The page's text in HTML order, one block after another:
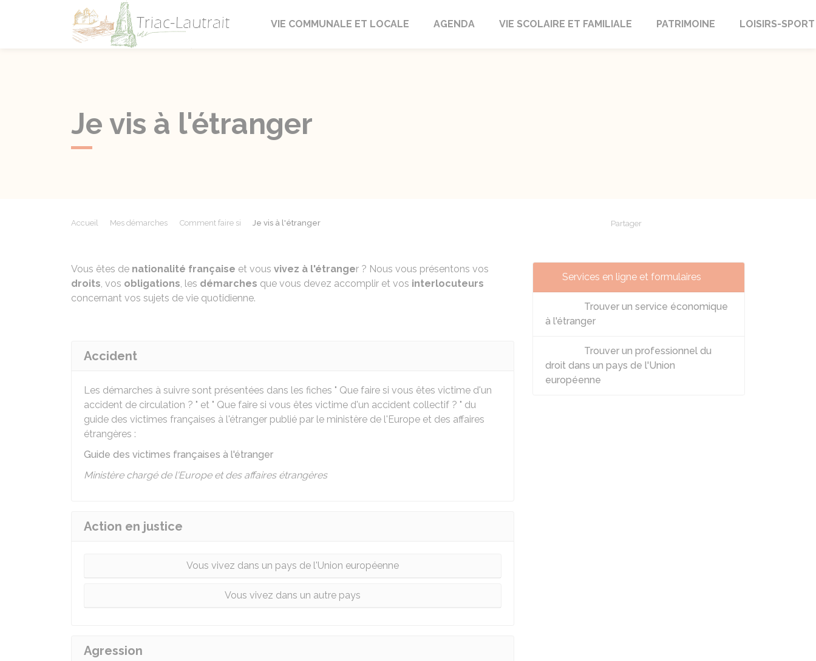
Triac-Lautrait
VIE COMMUNALE ET LOCALE AGENDA VIE SCOLAIRE ET FAMILIALE PATRIMOINE LOISIRS-SPORT
Je vis à l'étranger
Accueil Mes démarches Comment faire si Je vis à l'étranger Partager
Vous êtes de nationalité française et vous vivez à l'étranger ? Nous vous présentons vos
droits, vos obligations, les démarches que vous devez accomplir et vos interlocuteurs
concernant vos sujets de vie quotidienne.
Accident
Les démarches à suivre sont présentées dans les fiches " Que faire si vous êtes victime d'un
accident de circulation ? " et " Que faire si vous êtes victime d'un accident collectif ? " du
guide des victimes françaises à l'étranger publié par le ministère de l'Europe et des affaires
étrangères :
Guide des victimes françaises à l'étranger
Ministère chargé de l'Europe et des affaires étrangères
Action en justice
Vous vivez dans un pays de l'Union européenne
Vous vivez dans un autre pays
Agression
Services en ligne et formulaires
Trouver un service économique
à l'étranger
Trouver un professionnel du
droit dans un pays de l'Union
européenne